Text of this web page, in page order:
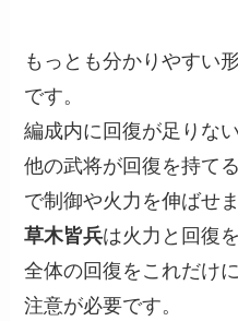
もっとも分かりやすい形
です。
編成内に回復が足りな
他の武将が回復を持て
で制御や火力を伸ばせま
草木皆兵は火力と回復
全体の回復をこれだけ
注意が必要です。